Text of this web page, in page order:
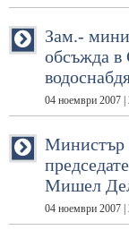
Зам.-
обсъжда в
04 ноември 2007 |
Министър
Мишел
04 ноември 2007 |